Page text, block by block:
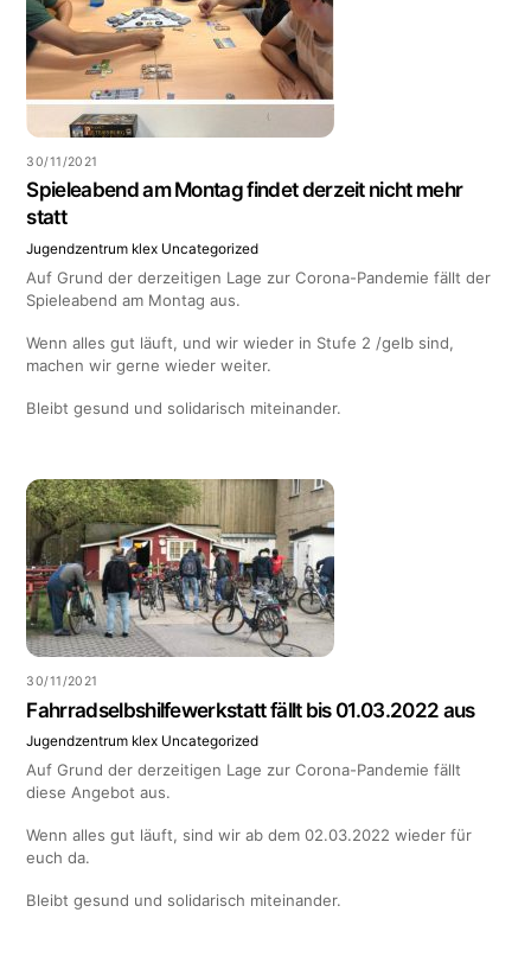
30/11/2021
Spieleabend am Montag findet derzeit nicht mehr
statt
Jugendzentrum klex Uncategorized
Auf Grund der derzeitigen Lage zur Corona-Pandemie fällt der
Spieleabend am Montag aus.
Wenn alles gut läuft, und wir wieder in Stufe 2 /gelb sind,
machen wir gerne wieder weiter.
Bleibt gesund und solidarisch miteinander.
30/11/2021
Fahrradselbshilfewerkstatt fällt bis 01.03.2022 aus
Jugendzentrum klex Uncategorized
Auf Grund der derzeitigen Lage zur Corona-Pandemie fällt
diese Angebot aus.
Wenn alles gut läuft, sind wir ab dem 02.03.2022 wieder für
euch da.
Bleibt gesund und solidarisch miteinander.